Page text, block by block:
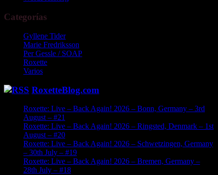
Categorías
Gyllene Tider
Marie Fredriksson
Per Gessle / SOAP
Roxette
Varios
RoxetteBlog.com
Roxette: Live – Back Again! 2026 – Bonn, Germany – 3rd
August – #21
Roxette: Live – Back Again! 2026 – Ringsted, Denmark – 1st
August – #20
Roxette: Live – Back Again! 2026 – Schwetzingen, Germany
– 30th July – #19
Roxette: Live – Back Again! 2026 – Bremen, Germany –
28th July – #18